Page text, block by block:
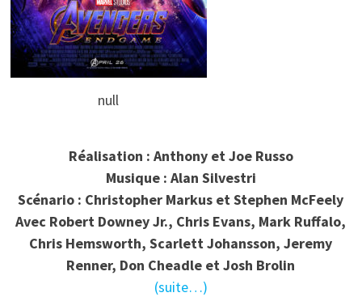
null
Réalisation : Anthony et Joe Russo
Musique : Alan Silvestri
Scénario : Christopher Markus et Stephen McFeely
Avec Robert Downey Jr., Chris Evans, Mark Ruffalo,
Chris Hemsworth, Scarlett Johansson, Jeremy
Renner, Don Cheadle et Josh Brolin
(suite…)